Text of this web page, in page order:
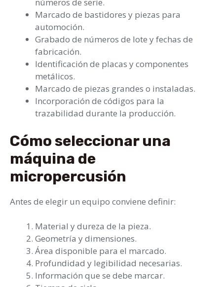
números de serie.
Marcado de bastidores y piezas para
automoción.
Grabado de números de lote y fechas de
fabricación.
Identificación de placas y componentes
metálicos.
Marcado de piezas grandes o instaladas.
Incorporación de códigos para la
trazabilidad durante la producción.
Cómo seleccionar una
máquina de
micropercusión
Antes de elegir un equipo conviene definir:
Material y dureza de la pieza.
Geometría y dimensiones.
Área disponible para el marcado.
Profundidad y legibilidad necesarias.
Información que se debe marcar.